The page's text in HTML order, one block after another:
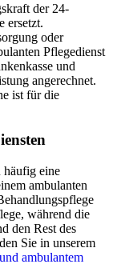
der 24-
ersetzt.
oder
Pflegedienst
und
angerechnet.
ist für die
häufig eine
ambulanten
während die
den Rest des
Sie in unserem
ambulantem